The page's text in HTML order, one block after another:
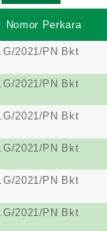
Nomor Perkara
2021/PN Bkt
2021/PN Bkt
2021/PN Bkt
2021/PN Bkt
2021/PN Bkt
2021/PN Bkt